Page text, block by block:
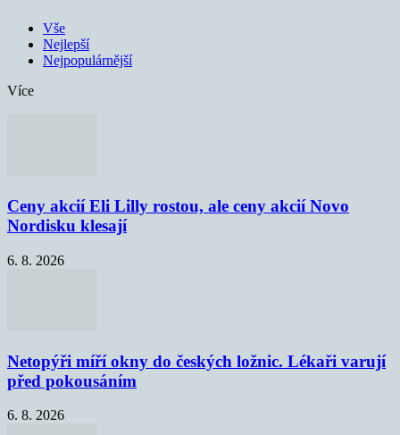
Vše
Nejlepší
Nejpopulárnější
Více
Ceny akcií Eli Lilly rostou, ale ceny akcií Novo
Nordisku klesají
6. 8. 2026
Netopýři míří okny do českých ložnic. Lékaři varují
před pokousáním
6. 8. 2026